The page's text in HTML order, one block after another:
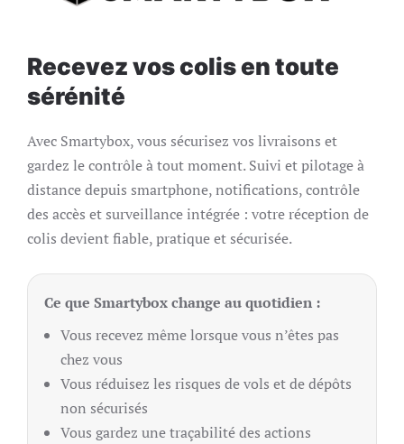
Recevez vos colis en toute
sérénité
Avec Smartybox, vous sécurisez vos livraisons et
gardez le contrôle à tout moment. Suivi et pilotage à
distance depuis smartphone, notifications, contrôle
des accès et surveillance intégrée : votre réception de
colis devient fiable, pratique et sécurisée.
Ce que Smartybox change au quotidien :
Vous recevez même lorsque vous n’êtes pas
chez vous
Vous réduisez les risques de vols et de dépôts
non sécurisés
Vous gardez une traçabilité des actions